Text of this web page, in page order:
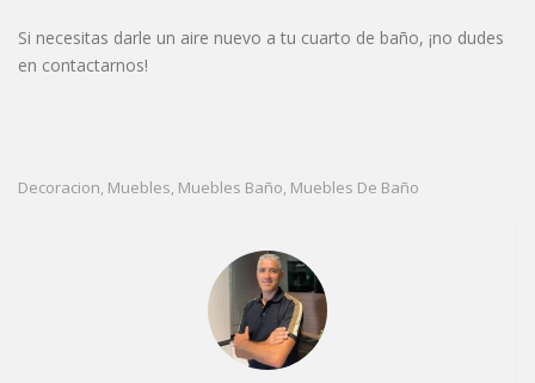
Si necesitas darle un aire nuevo a tu cuarto de baño, ¡no dudes
en contactarnos!
Decoracion, Muebles, Muebles Baño, Muebles De Baño